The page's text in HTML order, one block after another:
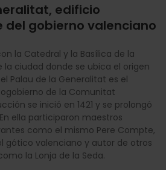
edificio
del gobierno valenciano
la Catedral y la Basílica de la
la ciudad donde se ubica el origen
Palau de la Generalitat es el
de la Comunitat
se inició en 1421 y se prolongó
ella participaron maestros
como el mismo Pere Compte,
gótico valenciano y autor de otros
la Lonja de la Seda.